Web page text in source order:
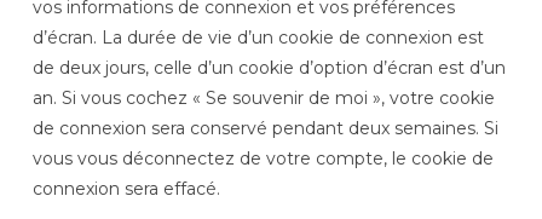
vos informations de connexion et vos préférences
d’écran. La durée de vie d’un cookie de connexion est
de deux jours, celle d’un cookie d’option d’écran est d’un
an. Si vous cochez « Se souvenir de moi », votre cookie
de connexion sera conservé pendant deux semaines. Si
vous vous déconnectez de votre compte, le cookie de
connexion sera effacé.